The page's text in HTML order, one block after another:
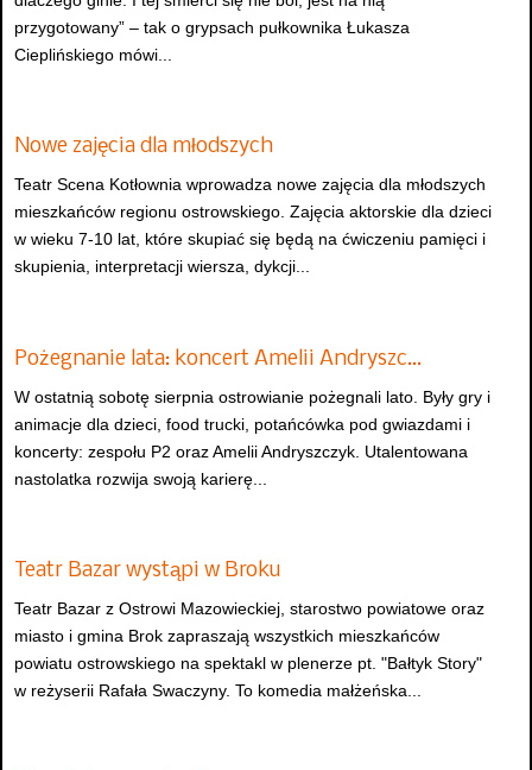
przygotowany” – tak o grypsach pułkownika Łukasza
Cieplińskiego mówi...
Nowe zajęcia dla młodszych
Teatr Scena Kotłownia wprowadza nowe zajęcia dla młodszych
mieszkańców regionu ostrowskiego. Zajęcia aktorskie dla dzieci
w wieku 7-10 lat, które skupiać się będą na ćwiczeniu pamięci i
skupienia, interpretacji wiersza, dykcji...
Pożegnanie lata: koncert Amelii Andryszc…
W ostatnią sobotę sierpnia ostrowianie pożegnali lato. Były gry i
animacje dla dzieci, food trucki, potańcówka pod gwiazdami i
koncerty: zespołu P2 oraz Amelii Andryszczyk. Utalentowana
nastolatka rozwija swoją karierę...
Teatr Bazar wystąpi w Broku
Teatr Bazar z Ostrowi Mazowieckiej, starostwo powiatowe oraz
miasto i gmina Brok zapraszają wszystkich mieszkańców
powiatu ostrowskiego na spektakl w plenerze pt. "Bałtyk Story"
w reżyserii Rafała Swaczyny. To komedia małżeńska...